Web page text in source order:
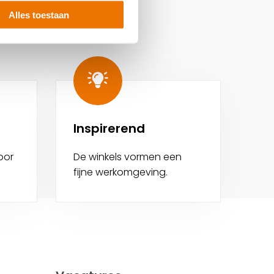
Alles toestaan
Inspirerend
De winkels vormen een
fijne werkomgeving.